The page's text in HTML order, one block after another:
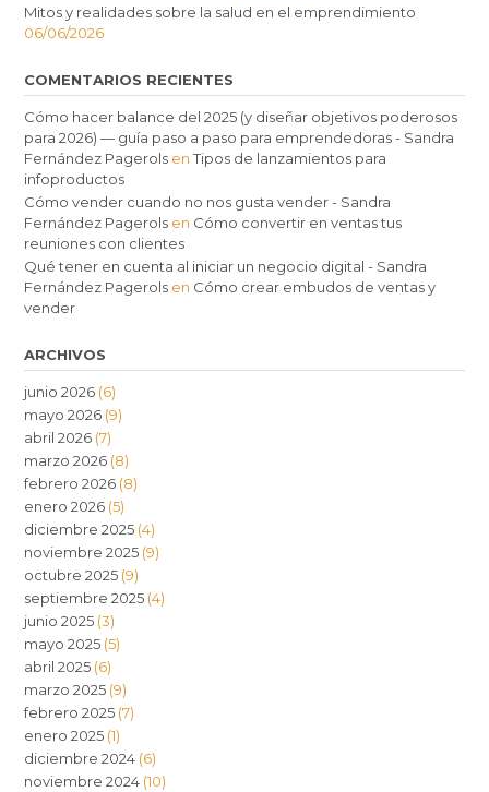
Mitos y realidades sobre la salud en el emprendimiento
06/06/2026
COMENTARIOS RECIENTES
Cómo hacer balance del 2025 (y diseñar objetivos poderosos
para 2026) — guía paso a paso para emprendedoras - Sandra
Fernández Pagerols enTipos de lanzamientos para
infoproductos
Cómo vender cuando no nos gusta vender - Sandra
Fernández Pagerols en Cómo convertir en ventas tus
reuniones con clientes
Qué tener en cuenta al iniciar un negocio digital - Sandra
Fernández Pagerols en Cómo crear embudos de ventas y
vender
ARCHIVOS
junio 2026 (6)
mayo 2026 (9)
abril 2026 (7)
marzo 2026 (8)
febrero 2026 (8)
enero 2026 (5)
diciembre 2025 (4)
noviembre 2025 (9)
octubre 2025 (9)
septiembre 2025 (4)
junio 2025 (3)
mayo 2025 (5)
abril 2025 (6)
marzo 2025 (9)
febrero 2025 (7)
enero 2025 (1)
diciembre 2024 (6)
noviembre 2024 (10)